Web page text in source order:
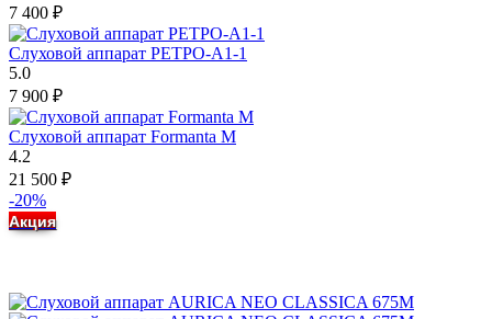
7 400 ₽
Слуховой аппарат РЕТРО-А1-1
5.0
7 900 ₽
Слуховой аппарат Formanta M
4.2
21 500 ₽
-20%
Акция